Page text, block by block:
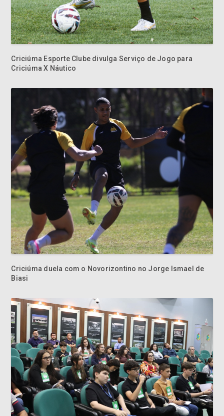
Criciúma Esporte Clube divulga Serviço de Jogo para
Criciúma X Náutico
Criciúma duela com o Novorizontino no Jorge Ismael de
Biasi